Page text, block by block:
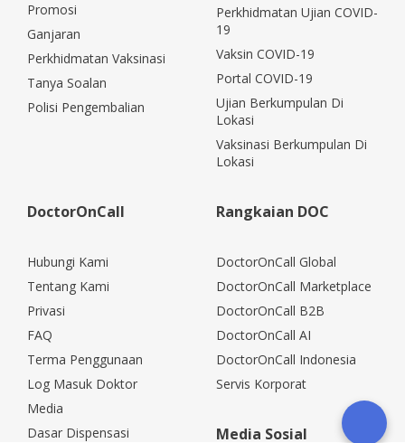
Promosi
Ganjaran
Perkhidmatan Vaksinasi
Tanya Soalan
Polisi Pengembalian
Perkhidmatan Ujian COVID-
19
Vaksin COVID-19
Portal COVID-19
Ujian Berkumpulan Di
Lokasi
Vaksinasi Berkumpulan Di
Lokasi
DoctorOnCall
Hubungi Kami
Tentang Kami
Privasi
FAQ
Terma Penggunaan
Log Masuk Doktor
Media
Dasar Dispensasi
Rangkaian DOC
DoctorOnCall Global
DoctorOnCall Marketplace
DoctorOnCall B2B
DoctorOnCall AI
DoctorOnCall Indonesia
Servis Korporat
Media Sosial